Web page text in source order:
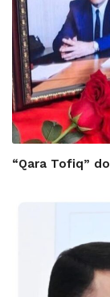
“Qara Tofiq”